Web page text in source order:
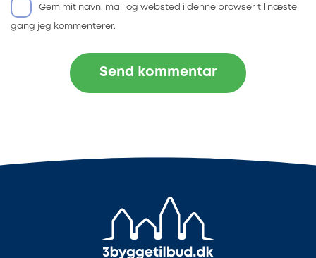
Gem mit navn, mail og websted i denne browser til næste
gang jeg kommenterer.